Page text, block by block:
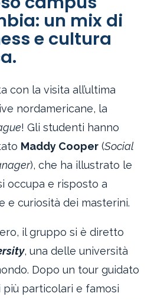
un mix di
e cultura
con la visita all’ultima
nordamericane, la
! Gli studenti hanno
Maddy Cooper (Social
), che ha illustrato le
occupa e risposto a
e curiosità dei masterini.
il gruppo si è diretto
, una delle università
Dopo un tour guidato
più particolari e famosi